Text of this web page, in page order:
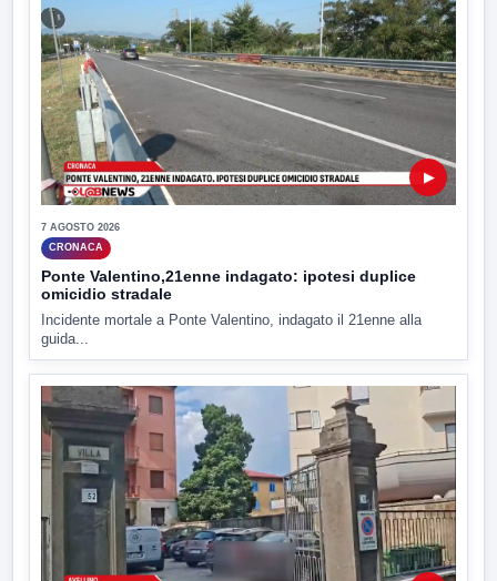
▶
7 AGOSTO 2026
CRONACA
Ponte Valentino,21enne indagato: ipotesi duplice
omicidio stradale
Incidente mortale a Ponte Valentino, indagato il 21enne alla
guida...